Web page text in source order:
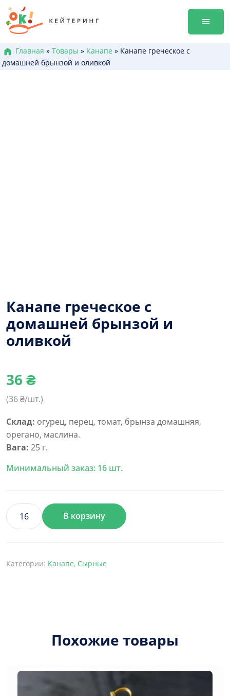
Перейти
содержанию
гала-
Главная » Товары » Канапе » Канапе греческое с
домашней брынзой и оливкой
Канапе греческое с
домашней брынзой и
оливкой
36 ₴
(36₴/шт.)
Склад: огурец, перец, томат, брынза домашняя,
орегано, маслина.
Вага: 25 г.
Минимальный заказ: 16 шт.
Количество
грецьке
В корзину
Категории: Канапе, Сырные
Похожие товары